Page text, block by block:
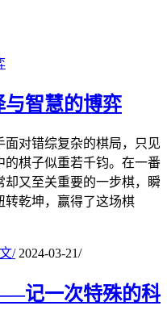
智慧的博弈
对错综复杂的棋局，只见
棋子似重若千钧。在一番
又至关重要的一步棋，瞬
转乾坤，赢得了这场棋
/ 2024-03-21/
记一次特殊的科